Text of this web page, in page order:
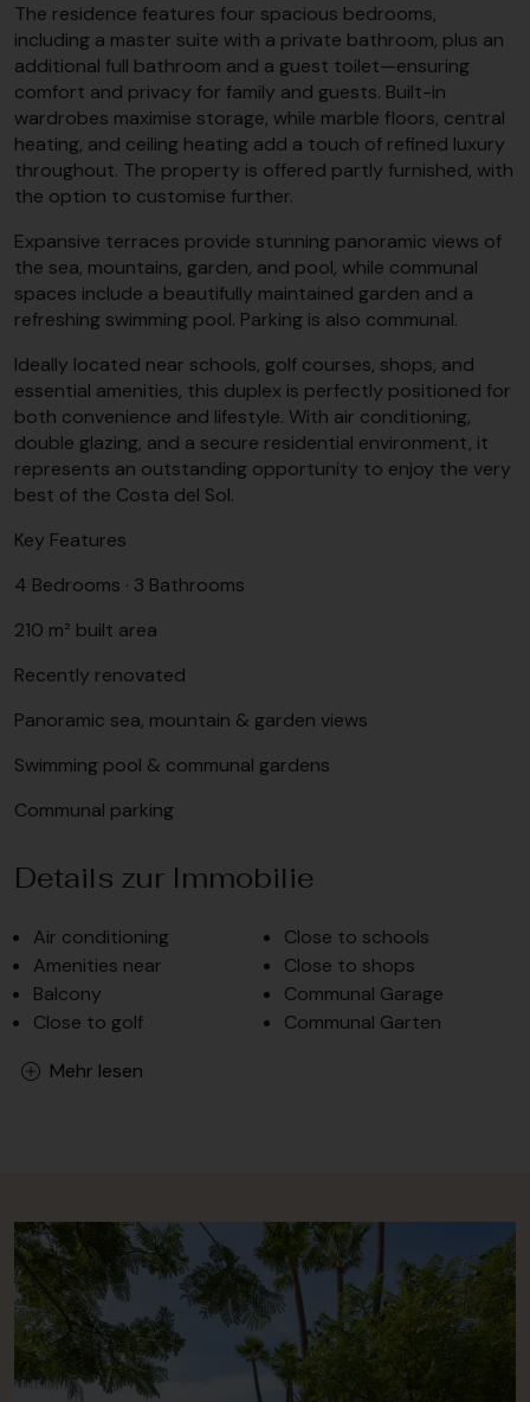
The residence features four spacious bedrooms,
including a master suite with a private bathroom, plus an
additional full bathroom and a guest toilet—ensuring
comfort and privacy for family and guests. Built-in
wardrobes maximise storage, while marble floors, central
heating, and ceiling heating add a touch of refined luxury
throughout. The property is offered partly furnished, with
the option to customise further.
Expansive terraces provide stunning panoramic views of
the sea, mountains, garden, and pool, while communal
spaces include a beautifully maintained garden and a
refreshing swimming pool. Parking is also communal.
Ideally located near schools, golf courses, shops, and
essential amenities, this duplex is perfectly positioned for
both convenience and lifestyle. With air conditioning,
double glazing, and a secure residential environment, it
represents an outstanding opportunity to enjoy the very
best of the Costa del Sol.
Key Features
4 Bedrooms · 3 Bathrooms
210 m² built area
Recently renovated
Panoramic sea, mountain & garden views
Swimming pool & communal gardens
Communal parking
Details zur Immobilie
Air conditioning
Amenities near
Balcony
Close to golf
Close to schools
Close to shops
Communal Garage
Communal Garten
Mehr lesen